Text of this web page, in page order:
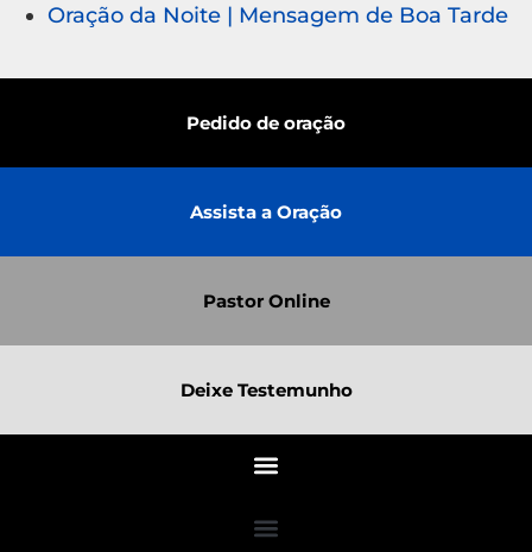
Oração da Noite | Mensagem de Boa Tarde
Pedido de oração
Assista a Oração
Pastor Online
Deixe Testemunho